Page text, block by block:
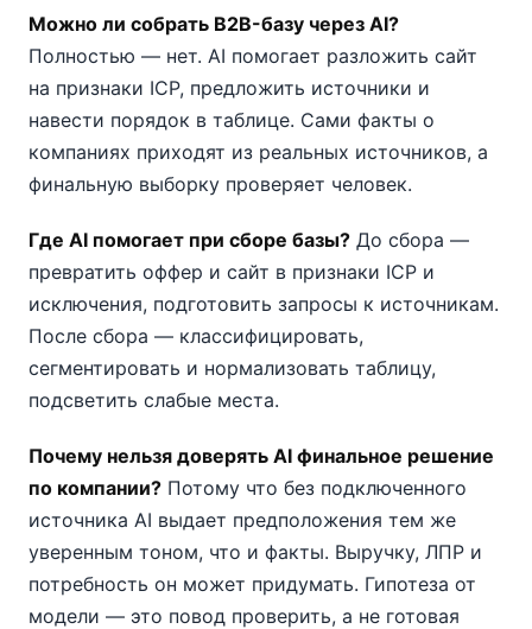
Можно ли собрать B2B-базу через AI?
Полностью — нет. AI помогает разложить сайт
на признаки ICP, предложить источники и
навести порядок в таблице. Сами факты о
компаниях приходят из реальных источников, а
финальную выборку проверяет человек.
Где AI помогает при сборе базы? До сбора —
превратить оффер и сайт в признаки ICP и
исключения, подготовить запросы к источникам.
После сбора — классифицировать,
сегментировать и нормализовать таблицу,
подсветить слабые места.
Почему нельзя доверять AI финальное решение
по компании? Потому что без подключенного
источника AI выдает предположения тем же
уверенным тоном, что и факты. Выручку, ЛПР и
потребность он может придумать. Гипотеза от
модели — это повод проверить, а не готовая